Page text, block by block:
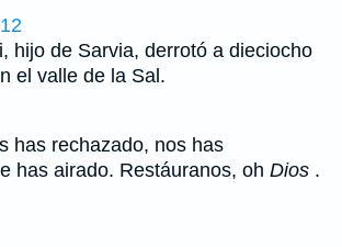
hijo de Sarvia, derrotó a dieciocho
el valle de la Sal.
has rechazado, nos has
has airado. Restáuranos, oh Dios .